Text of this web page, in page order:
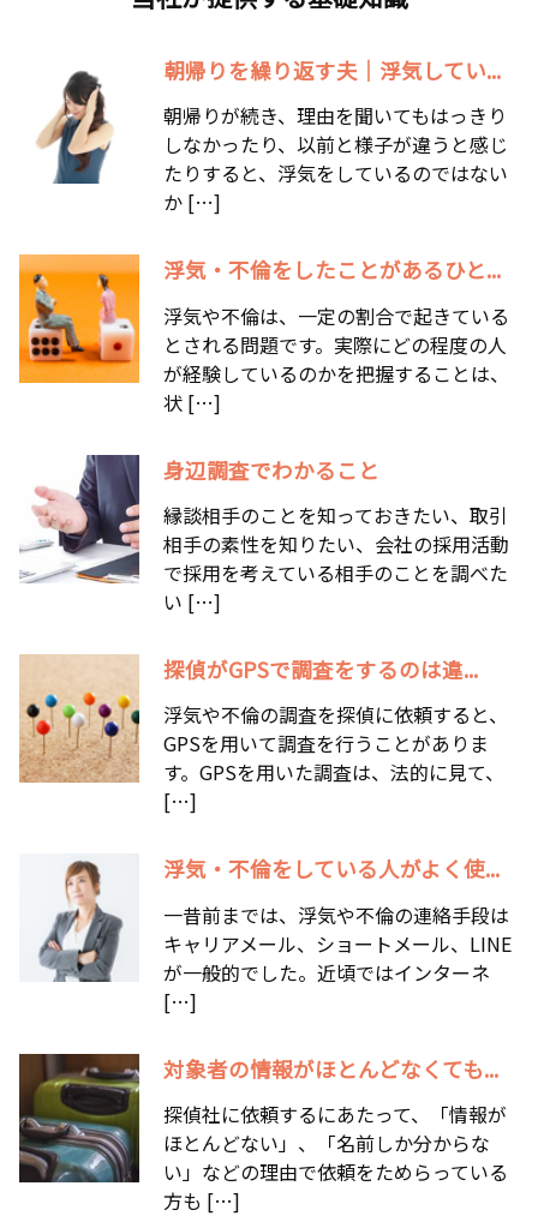
朝帰りを繰り返す夫｜浮気してい...
朝帰りが続き、理由を聞いてもはっきり
しなかったり、以前と様子が違うと感じ
たりすると、浮気をしているのではない
か […]
浮気・不倫をしたことがあるひと...
浮気や不倫は、一定の割合で起きている
とされる問題です。実際にどの程度の人
が経験しているのかを把握することは、
状 […]
身辺調査でわかること
縁談相手のことを知っておきたい、取引
相手の素性を知りたい、会社の採用活動
で採用を考えている相手のことを調べた
い […]
探偵がGPSで調査をするのは違...
浮気や不倫の調査を探偵に依頼すると、
GPSを用いて調査を行うことがありま
す。GPSを用いた調査は、法的に見て、
[…]
浮気・不倫をしている人がよく使...
一昔前までは、浮気や不倫の連絡手段は
キャリアメール、ショートメール、LINE
が一般的でした。近頃ではインターネ
[…]
対象者の情報がほとんどなくても...
探偵社に依頼するにあたって、「情報が
ほとんどない」、「名前しか分からな
い」などの理由で依頼をためらっている
方も […]